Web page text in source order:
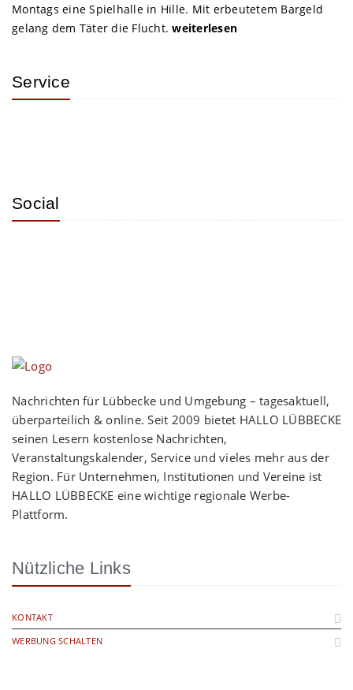
Montags eine Spielhalle in Hille. Mit erbeutetem Bargeld
gelang dem Täter die Flucht.weiterlesen
Service
Social
Nachrichten für Lübbecke und Umgebung – tagesaktuell,
überparteilich & online. Seit 2009 bietet HALLO LÜBBECKE
seinen Lesern kostenlose Nachrichten,
Veranstaltungskalender, Service und vieles mehr aus der
Region. Für Unternehmen, Institutionen und Vereine ist
HALLO LÜBBECKE eine wichtige regionale Werbe-
Plattform.
Nützliche Links
KONTAKT
WERBUNG SCHALTEN